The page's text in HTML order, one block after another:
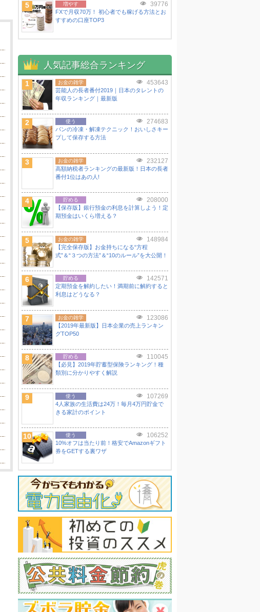
5 増やす 39776
FXで月収70万！ 初心者でも稼げる方法とお
すすめの口座TOP3
人気記事総合ランキング
1 お金の雑学 453643
芸能人の長者番付2019｜日本のタレントの
年収ランキング｜最新版
2 使う 274683
パンの冷凍・解凍テクニック！おいしさキー
プして保存する方法
3 お金の雑学 232127
高額納税者ランキングの最新版！日本の長者
番付1位はあの人!
4 貯める 208000
【保存版】銀行預金の利息を計算しよう！定
期預金はいくら増える？
5 お金の雑学 148984
【完全保存版】お金持ちになる“方程
式”＆“３つの方法”＆“10のルール”を大公開！
6 貯める 142571
定期預金を解約したい！満期前に解約すると
利息はどうなる？
7 お金の雑学 123086
【2019年最新版】日本企業の売上ランキン
グTOP50
8 貯める 110045
【必見】2019年貯蓄型保険ランキング！種
類別に分かりやすく解説
9 使う 107269
4人家族の生活費は24万！毎月4万円貯金で
きる家計のポイント
10 使う 106252
10%オフは当たり前！格安でAmazonギフト
券をGETする裏ワザ